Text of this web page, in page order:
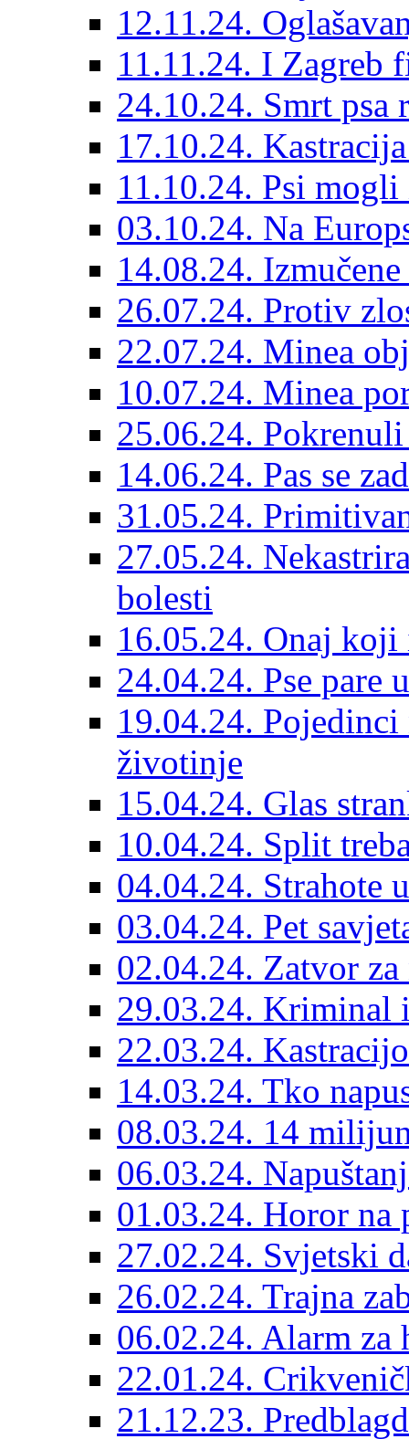
12.11.24.
11.11.24. I Zagreb
24.10.24. Smrt psa
17.10.24.
11.10.24. Psi
03.10.24. Na
14.08.24.
26.07.24. Protiv
22.07.24. Minea
10.07.24. Minea
25.06.24.
14.06.24. Pas se
31.05.24.
27.05.24.
bolesti
16.05.24. Onaj koji
24.04.24. Pse pare
19.04.24.
životinje
15.04.24. Glas
10.04.24. Split
04.04.24. Strahote
03.04.24. Pet
02.04.24. Zatvor
29.03.24. Kriminal
22.03.24.
14.03.24. Tko
08.03.24. 14
06.03.24.
01.03.24. Horor na
27.02.24. Svjetski
26.02.24. Trajna
06.02.24. Alarm
22.01.24.
21.12.23.